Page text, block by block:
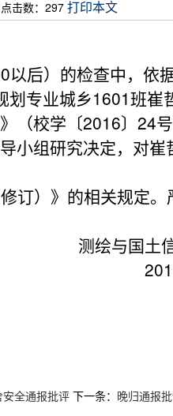
击数： 297 打印本文
后）的检查中，依
专业城乡1601班崔
（校学〔2016〕24
小组研究决定，对崔
订）》的相关规定。
测绘与国土
全通报批评 下一条： 晚归通报批